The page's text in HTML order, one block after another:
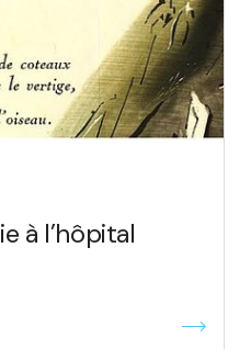
à l’hôpital